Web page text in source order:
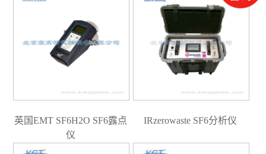
英国EMT SF6H2O SF6露点
仪
IRzerowaste SF6分析仪